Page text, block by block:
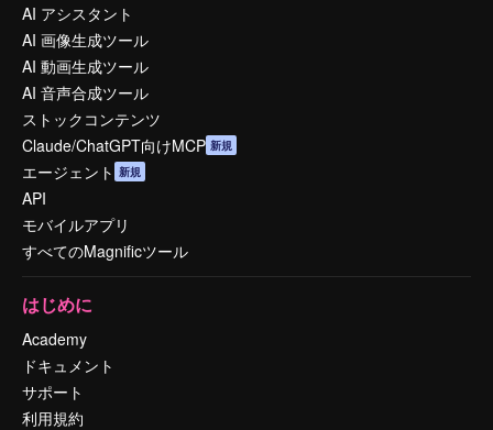
AI アシスタント
AI 画像生成ツール
AI 動画生成ツール
AI 音声合成ツール
ストックコンテンツ
Claude/ChatGPT向けMCP 新規
エージェント 新規
API
モバイルアプリ
すべてのMagnificツール
はじめに
Academy
ドキュメント
サポート
利用規約